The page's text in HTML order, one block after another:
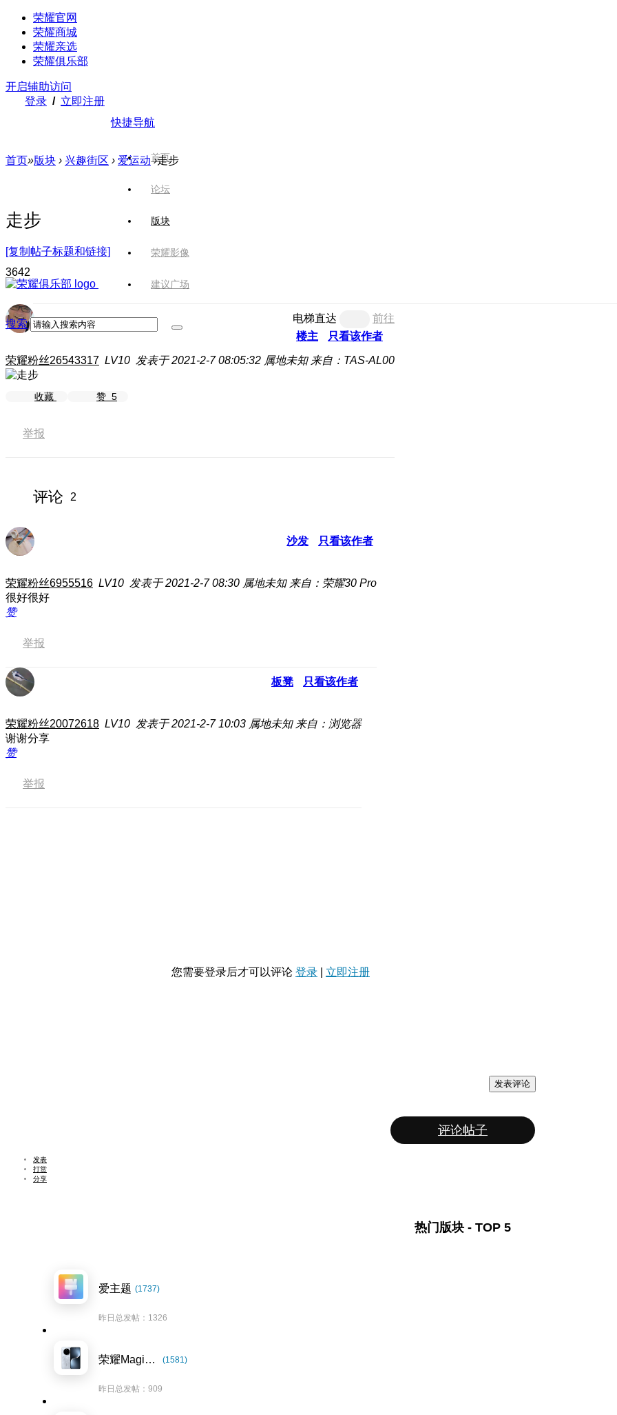
荣耀官网
荣耀商城
荣耀亲选
荣耀俱乐部
开启辅助访问
登录 / 立即注册
快捷导航
首页
论坛
版块
荣耀影像
建议广场
搜索
首页»版块 › 兴趣街区 › 爱运动 ›走步
走步
[复制帖子标题和链接]
3642
电梯直达
前往
楼主
只看该作者
荣耀粉丝26543317 LV10 发表于 2021-2-7 08:05:32 属地未知 来自：TAS-AL00
收藏 赞 5
举报
评论 2
沙发 只看该作者
荣耀粉丝6955516 LV10 发表于 2021-2-7 08:30 属地未知 来自：荣耀30 Pro
很好很好
赞
举报
板凳 只看该作者
荣耀粉丝20072618 LV10 发表于 2021-2-7 10:03 属地未知 来自：浏览器
谢谢分享
赞
举报
您需要登录后才可以评论 登录 立即注册
发表评论
评论帖子
发表
打赏
分享
热门版块 - TOP 5
爱主题 (1737)
昨日总发帖：1326
荣耀Magic7系列 (1581)
昨日总发帖：909